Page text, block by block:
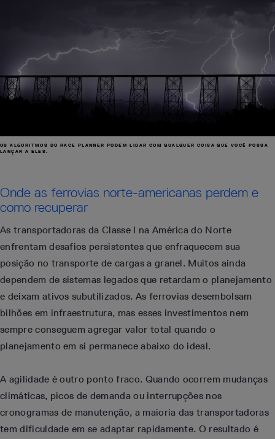
OS ALGORITMOS DO RACE PLANNER PODEM LIDAR COM QUALQUER COISA QUE VOCÊ POSSA
LANÇAR A ELES.
Onde as ferrovias norte-americanas perdem e
como recuperar
As transportadoras da Classe I na América do Norte
enfrentam desafios persistentes que enfraquecem sua
posição no transporte de cargas a granel. Muitos ainda
dependem de sistemas legados que retardam o planejamento
e deixam ativos subutilizados. As ferrovias desembolsam
bilhões em infraestrutura, mas esses investimentos nem
sempre conseguem agregar valor total quando o
planejamento em si permanece abaixo do ideal.
A agilidade é outro ponto fraco. Quando ocorrem mudanças
climáticas, picos de demanda ou interrupções nos
cronogramas de manutenção, a maioria das transportadoras
tem dificuldade em se adaptar rapidamente. O resultado é